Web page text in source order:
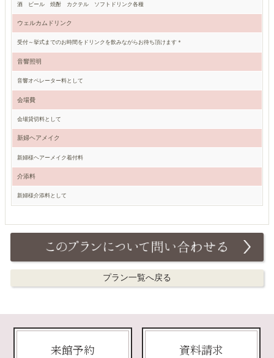
酒 ビール 焼酎 カクテル ソフトドリンク各種
ウェルカムドリンク
受付～挙式までのお時間をドリンクを飲みながらお待ち頂けます＊
音響照明
音響オペレーター料として
会場費
会場貸切料として
新婦ヘアメイク
新婦様ヘアーメイク着付料
介添料
新婦様介添料として
プラン一覧へ戻る
来館予約 資料請求